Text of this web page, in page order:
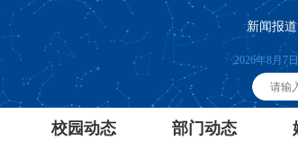
新闻报
2026年8月7
校园动态 部门动态